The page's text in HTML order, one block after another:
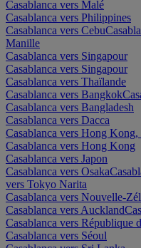
Casablanca vers Malé
Casablanca vers Philippines
Casablanca vers Cebu
Manille
Casablanca vers Singapour
Casablanca vers Singapour
Casablanca vers Thaïlande
Casablanca vers Bangkok
Casablanca vers Bangladesh
Casablanca vers Dacca
Casablanca vers Hong Kong,
Casablanca vers Hong Kong
Casablanca vers Japon
Casablanca vers Osaka
vers Tokyo Narita
Casablanca vers Nouvelle-
Casablanca vers Auckland
Casablanca vers République
Casablanca vers Séoul